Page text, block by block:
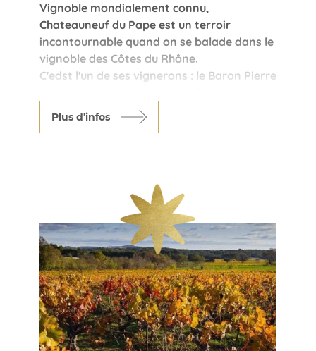
Vignoble mondialement connu,
Chateauneuf du Pape est un terroir
incontournable quand on se balade dans le
vignoble des Côtes du Rhône.
C'edst l'un de ses vignerons : le Baron Pierre
système français des Appellations
d'Origine Controlée au début du XXème
faire reconnaître la grande qualité de ce
Venez partager avec eux le secret des 13
cépages de Chateaunefu du pape.
(prix par personne, le prix peut évoluer en
fonction de la saison et de la disponiiblité
de nos partenaires)
Plus d'infos